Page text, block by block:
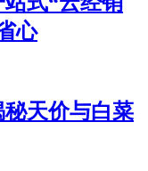
心
天价与白菜